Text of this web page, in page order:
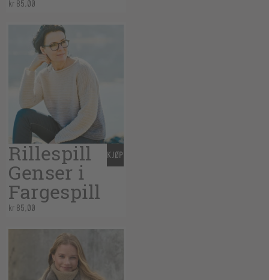
kr85,00
Rillespill
Genser i
Fargespill
kr85,00
KJØP